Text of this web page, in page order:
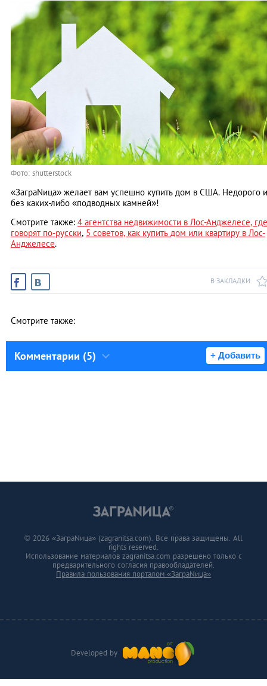
Фото: shutterstock
«ЗаграNица» желает вам успешно купить дом в США. Недорого и
без каких-либо «подводных камней»!
Смотрите также: 4 агентства недвижимости в Лос-Анджелесе, где
говорят по-русски, 5 советов, как купить дом или квартиру в Лос-
Анджелесе.
В ЗАКЛАДКИ
Смотрите также:
Комментарии (5) + Добавить
Developed by
© 2026 «ЗаграNица» (zagranitsa.com). Все права защищены. All
rights reserved.
Использование материалов zagranitsa.com разрешено только с
предварительного согласия правообладателей.
Правила пользования порталом «ЗаграNица»